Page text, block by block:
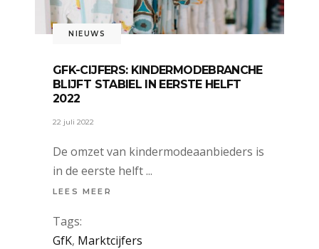
NIEUWS
GFK-CIJFERS: KINDERMODEBRANCHE
BLIJFT STABIEL IN EERSTE HELFT
2022
22 juli 2022
De omzet van kindermodeaanbieders is
in de eerste helft
LEES MEER
Tags:
GfK, Marktcijfers